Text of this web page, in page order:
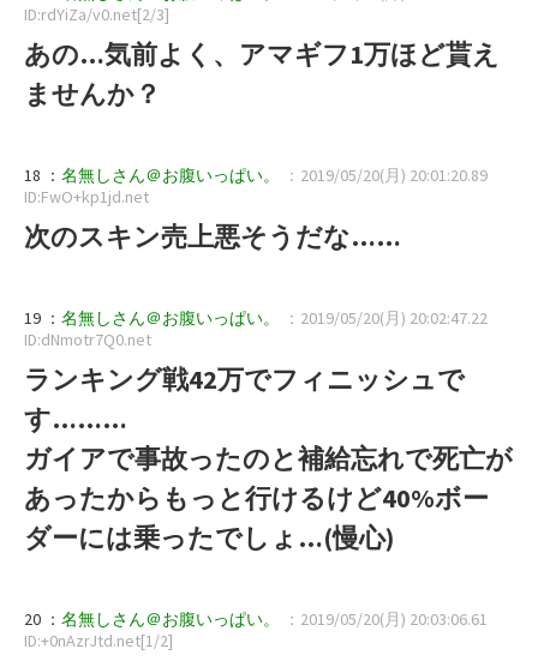
ID:rdYiZa/v0.net[2/3]
あの…気前よく、アマギフ1万ほど貰え
ませんか？
18 ： 名無しさん＠お腹いっぱい。
：2019/05/20(月) 20:01:20.89
ID:FwO+kp1jd.net
次のスキン売上悪そうだな……
19 ： 名無しさん＠お腹いっぱい。
：2019/05/20(月) 20:02:47.22
ID:dNmotr7Q0.net
ランキング戦42万でフィニッシュで
す………
ガイアで事故ったのと補給忘れで死亡が
あったからもっと行けるけど40%ボー
ダーには乗ったでしょ…(慢心)
20 ： 名無しさん＠お腹いっぱい。
：2019/05/20(月) 20:03:06.61
ID:+0nAzrJtd.net[1/2]